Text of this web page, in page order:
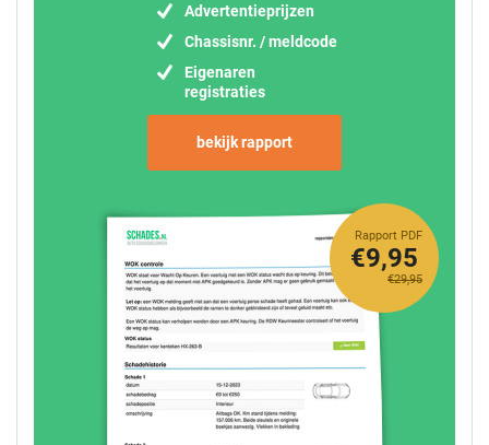
Advertentieprijzen
Chassisnr. / meldcode
Eigenaren
registraties
bekijk rapport
Rapport PDF
€29,95
€9,95